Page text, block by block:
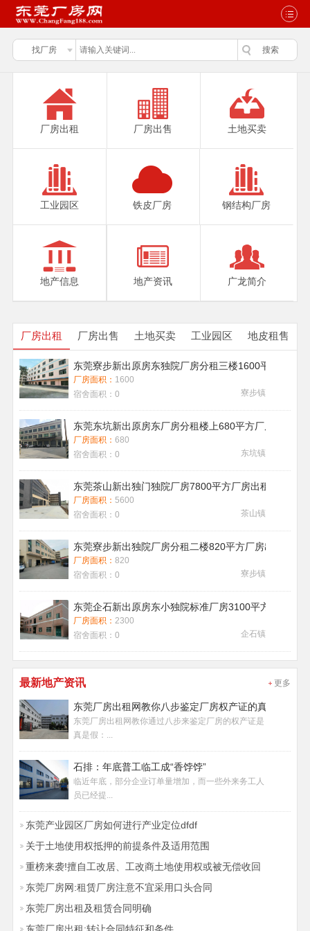
厂房出租 厂房出售 土地买卖
工业园区 铁皮厂房 钢结构厂房
地产信息 地产资讯 广龙简介
厂房出租 厂房出售 土地买卖 工业园区 地皮租售
东莞寮步新出原房东独院厂房分租三楼1600平方带地
厂房面积： 1600
宿舍面积： 0 寮步镇
东莞东坑新出原房东厂房分租楼上680平方厂房出租现
厂房面积： 680
宿舍面积： 0 东坑镇
东莞茶山新出独门独院厂房7800平方厂房出租带喷淋
厂房面积： 5600
宿舍面积： 0 茶山镇
东莞寮步新出独院厂房分租二楼820平方厂房出租
厂房面积： 820
宿舍面积： 0 寮步镇
东莞企石新出原房东小独院标准厂房3100平方厂房出租
厂房面积： 2300
宿舍面积： 0 企石镇
最新地产资讯 更多
东莞厂房出租网教你八步鉴定厂房权产证的真假
东莞厂房出租网教你通过八步来鉴定厂房的权产证是
真是假：...
石排：年底普工临工成“香饽饽”
临近年底，部分企业订单量增加，而一些外来务工人
员已经提...
东莞产业园区厂房如何进行产业定位dfdf
关于土地使用权抵押的前提条件及适用范围
重榜来袭!擅自工改居、工改商土地使用权或被无偿收回
东莞厂房网:租赁厂房注意不宜采用口头合同
东莞厂房出租及租赁合同明确